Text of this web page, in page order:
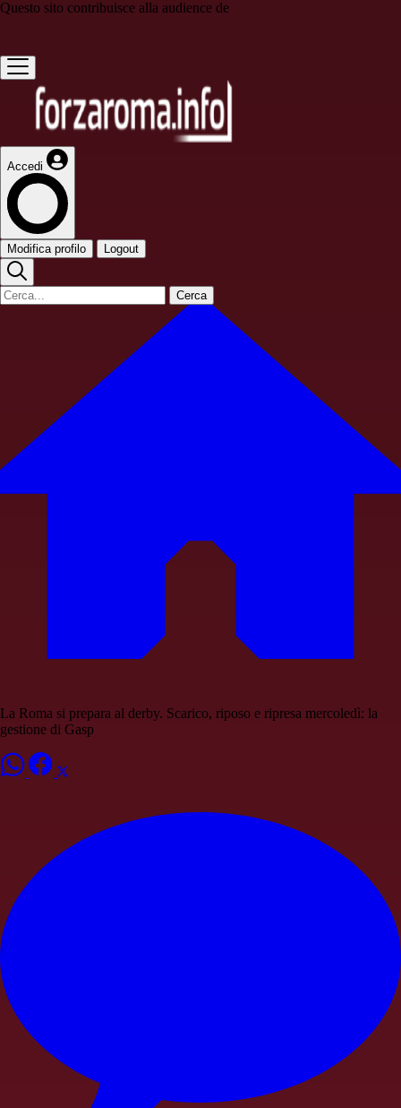
Questo sito contribuisce alla audience de
Accedi
Modifica profilo Logout
Cerca
La Roma si prepara al derby. Scarico, riposo e ripresa mercoledì: la
gestione di Gasp